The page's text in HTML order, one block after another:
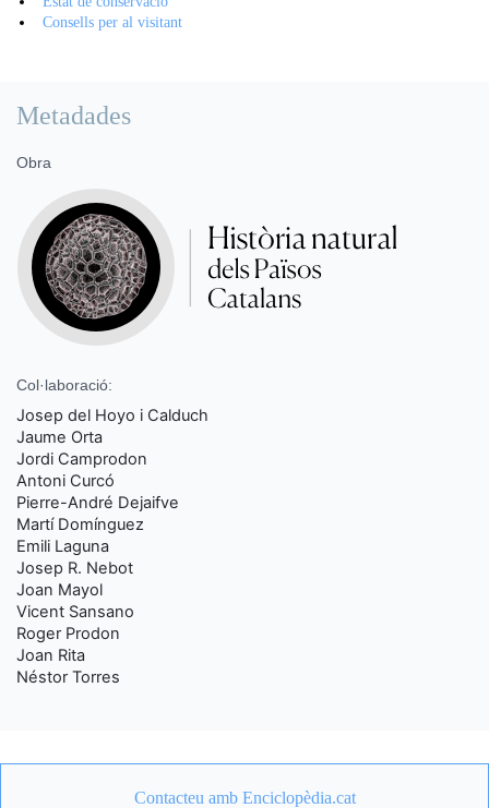
Consells per al visitant
Metadades
Obra
Col·laboració:
Josep del Hoyo i Calduch
Jaume Orta
Jordi Camprodon
Antoni Curcó
Pierre-André Dejaifve
Martí Domínguez
Emili Laguna
Josep R. Nebot
Joan Mayol
Vicent Sansano
Roger Prodon
Joan Rita
Néstor Torres
Contacteu amb Enciclopèdia.cat